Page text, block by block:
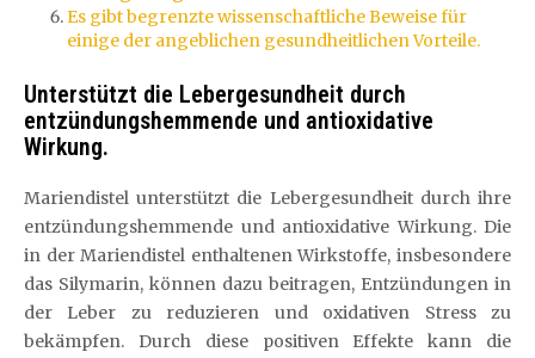
Es gibt begrenzte wissenschaftliche Beweise für
einige der angeblichen gesundheitlichen Vorteile.
Unterstützt die Lebergesundheit durch
entzündungshemmende und antioxidative
Wirkung.
Mariendistel unterstützt die Lebergesundheit durch ihre
entzündungshemmende und antioxidative Wirkung. Die
in der Mariendistel enthaltenen Wirkstoffe, insbesondere
das Silymarin, können dazu beitragen, Entzündungen in
der Leber zu reduzieren und oxidativen Stress zu
bekämpfen. Durch diese positiven Effekte kann die